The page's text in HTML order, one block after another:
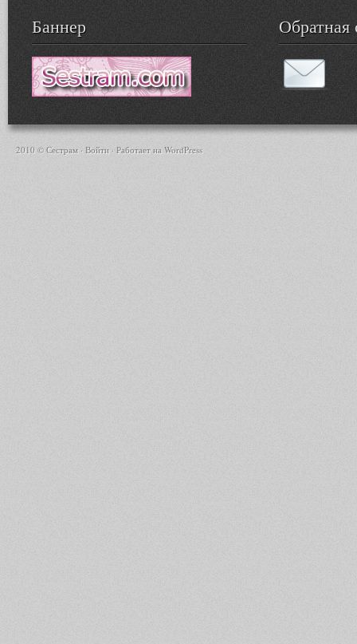
Баннер Обратная
2010 © Сестрам · Войти · Работает на WordPress